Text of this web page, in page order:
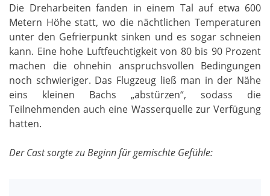
Die Dreharbeiten fanden in einem Tal auf etwa 600
Metern Höhe statt, wo die nächtlichen Temperaturen
unter den Gefrierpunkt sinken und es sogar schneien
kann. Eine hohe Luftfeuchtigkeit von 80 bis 90 Prozent
machen die ohnehin anspruchsvollen Bedingungen
noch schwieriger. Das Flugzeug ließ man in der Nähe
eins kleinen Bachs „abstürzen“, sodass die
Teilnehmenden auch eine Wasserquelle zur Verfügung
hatten.
Der Cast sorgte zu Beginn für gemischte Gefühle: